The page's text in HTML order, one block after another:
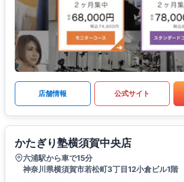
店舗情報 公式サイト
かたぎり塾横須賀中央店
六浦駅から車で15分
神奈川県横須賀市若松町3丁目12小倉ビル1階